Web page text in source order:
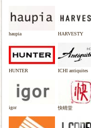
haupia HARVESTY
HUNTER ICHI antiquites
igor 快晴堂